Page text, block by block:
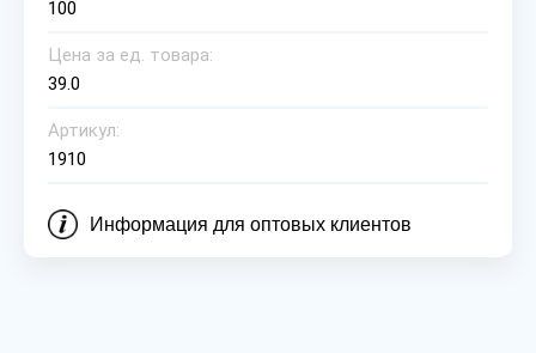
100
Цена за ед. товара:
39.0
Артикул:
1910
Информация для оптовых клиентов